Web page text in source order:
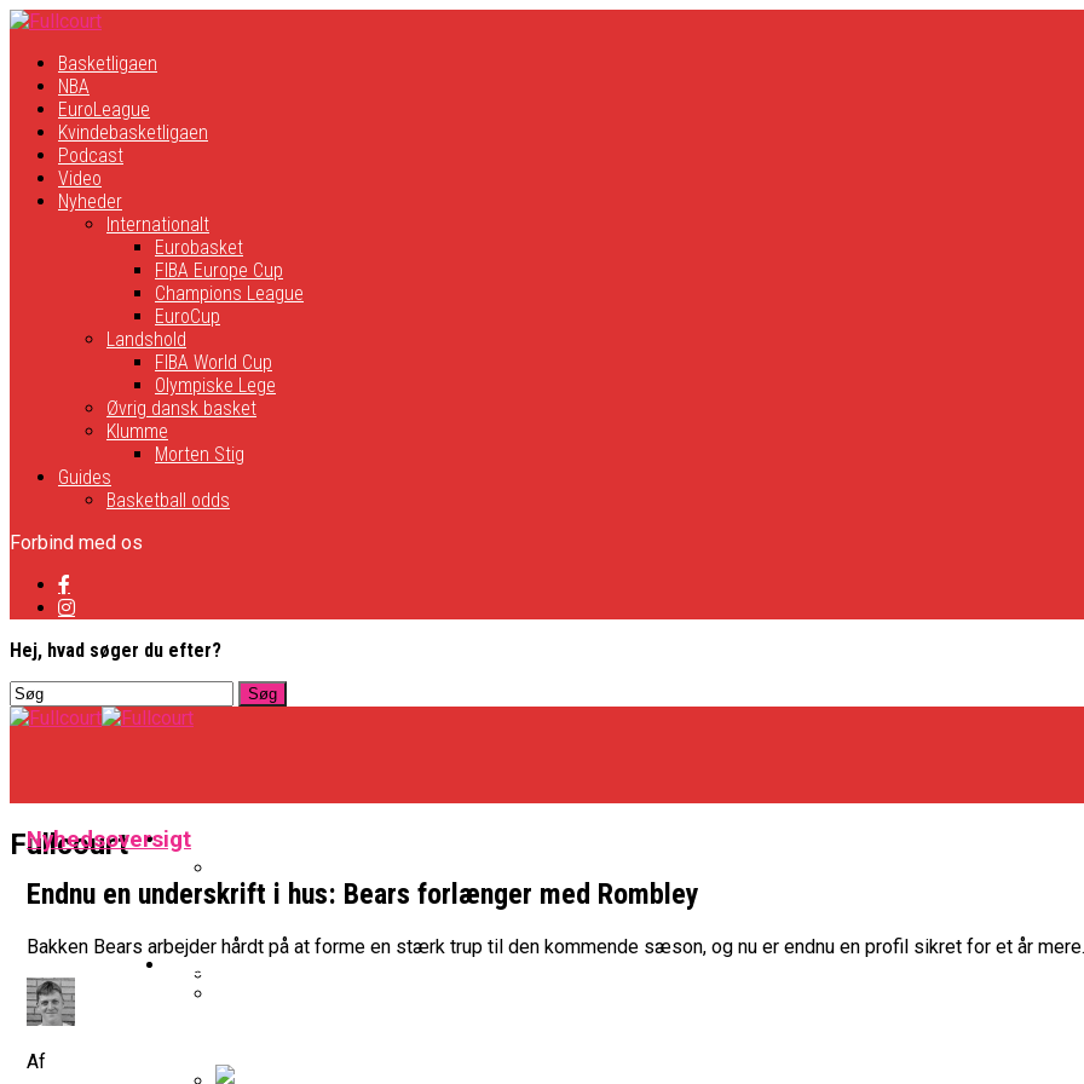
Basketligaen
NBA
EuroLeague
Kvindebasketligaen
Podcast
Video
Nyheder
Internationalt
Eurobasket
FIBA Europe Cup
Champions League
EuroCup
Landshold
FIBA World Cup
Olympiske Lege
Øvrig dansk basket
Klumme
Morten Stig
Guides
Basketball odds
Forbind med os
Hej, hvad søger du efter?
Fullcourt Basketligaen
Officielt: Vejen Gafler Dansker Hos Rabbits
NBA
Nyhedsoversigt
Endnu en underskrift i hus: Bears forlænger med Rombley
Bakken Bears arbejder hårdt på at forme en stærk trup til den kommende sæson, og nu er endnu en profil sikret for et år mere.
Af